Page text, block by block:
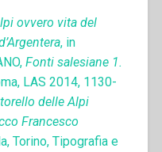
ovvero vita del
, in
Fonti salesiane 1.
LAS 2014, 1130-
delle Alpi
Francesco
Torino, Tipografia e